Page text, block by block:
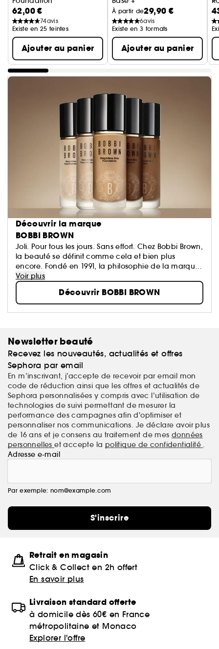
Fond de teint tenue 24 heures SPF15
62,00 €
74avis
Existe en 25 teintes
Ajouter au panier
Crème hydratante vitaminée
À partir de29,90 €
6avis
Existe en 3 formats
Ajouter au panier
Découvrir la marque
BOBBI BROWN
Joli. Pour tous les jours. Sans effort. Chez Bobbi Brown,
la beauté se définit comme cela et bien plus
encore. Fondé en 1991, la philosophie de la marque
est de faire ressortir la beauté naturelle de chaque
femme, grâce à des textures et des teintes naturelles
pour le teint, les yeux, les lèvres qui mettent en valeur
plutôt que de masquer; et des soins au résultat
instantané pour un maquillage éclatant.
Voir plus
Découvrir BOBBI BROWN
Newsletter beauté
Recevez les nouveautés, actualités et offres
Sephora par email
En m’inscrivant, j’accepte de recevoir par email mon
code de réduction ainsi que les offres et actualités de
Sephora personnalisées y compris avec l’utilisation de
technologies de suivi permettant de mesurer la
performance des campagnes afin d'optimiser et
personnaliser nos communications. Je déclare avoir plus
de 16 ans et je consens au traitement de mes données
personnelleset accepte la politique de confidentialité
Adresse e-mail
Par exemple: nom@example.com
S'inscrire
Retrait en magasin
Click & Collect en 2h offert
En savoir plus
Livraison standard offerte
à domicile dès 60€ en France
métropolitaine et Monaco
Explorer l'offre